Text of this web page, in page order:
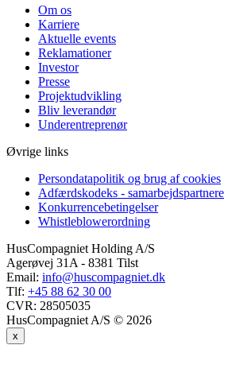
Om os
Karriere
Aktuelle events
Reklamationer
Investor
Presse
Projektudvikling
Bliv leverandør
Underentreprenør
Øvrige links
Persondatapolitik og brug af cookies
Adfærdskodeks - samarbejdspartnere
Konkurrencebetingelser
Whistleblowerordning
HusCompagniet Holding A/S
Agerøvej 31A - 8381 Tilst
Email: info@huscompagniet.dk
Tlf: +45 88 62 30 00
CVR: 28505035
HusCompagniet A/S © 2026
x